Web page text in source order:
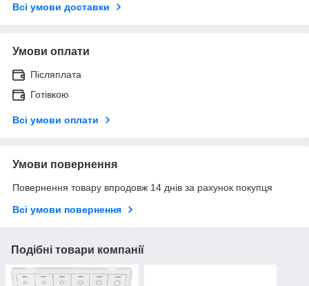
Всі умови доставки
Умови оплати
Післяплата
Готівкою
Всі умови оплати
Умови повернення
Повернення товару впродовж 14 днів за рахунок покупця
Всі умови повернення
Подібні товари компанії